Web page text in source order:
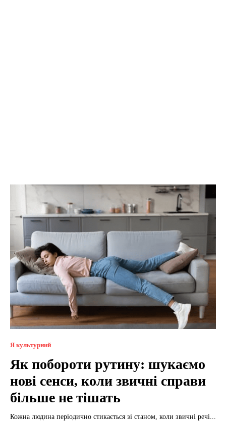
Я культурний
Як побороти рутину: шукаємо
нові сенси, коли звичні справи
більше не тішать
Кожна людина періодично стикається зі станом, коли звичні речі...